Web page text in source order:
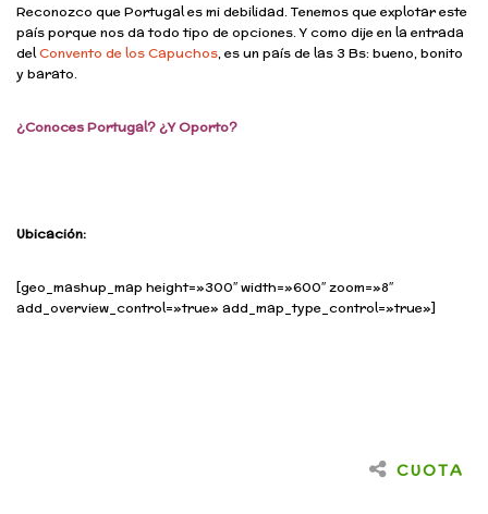
Reconozco que Portugal es mi debilidad. Tenemos que explotar este
país porque nos da todo tipo de opciones. Y como dije en la entrada
delConvento de los Capuchos, es un país de las 3 Bs: bueno, bonito
y barato.
¿Conoces Portugal? ¿Y Oporto?
Ubicación:
[geo_mashup_map height=»300″ width=»600″ zoom=»8″
add_overview_control=»true» add_map_type_control=»true»]
CUOTA